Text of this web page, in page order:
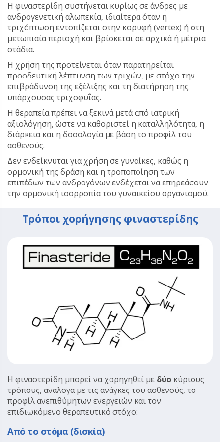
Η φιναστερίδη συστήνεται κυρίως σε άνδρες με
ανδρογενετική αλωπεκία, ιδιαίτερα όταν η
τριχόπτωση εντοπίζεται στην κορυφή (vertex) ή στη
μετωπιαία περιοχή και βρίσκεται σε αρχικά ή μέτρια
στάδια.
Η χρήση της προτείνεται όταν παρατηρείται
προοδευτική λέπτυνση των τριχών, με στόχο την
επιβράδυνση της εξέλιξης και τη διατήρηση της
υπάρχουσας τριχοφυΐας.
Η θεραπεία πρέπει να ξεκινά μετά από ιατρική
αξιολόγηση, ώστε να καθοριστεί η καταλληλότητα, η
διάρκεια και η δοσολογία με βάση το προφίλ του
ασθενούς.
Δεν ενδείκνυται για χρήση σε γυναίκες, καθώς η
ορμονική της δράση και η τροποποίηση των
επιπέδων των ανδρογόνων ενδέχεται να επηρεάσουν
την ορμονική ισορροπία του γυναικείου οργανισμού.
Τρόποι χορήγησης φιναστερίδης
Η φιναστερίδη μπορεί να χορηγηθεί με δύο κύριους
τρόπους, ανάλογα με τις ανάγκες του ασθενούς, το
προφίλ ανεπιθύμητων ενεργειών και τον
επιδιωκόμενο θεραπευτικό στόχο:
Από το στόμα (δισκία)